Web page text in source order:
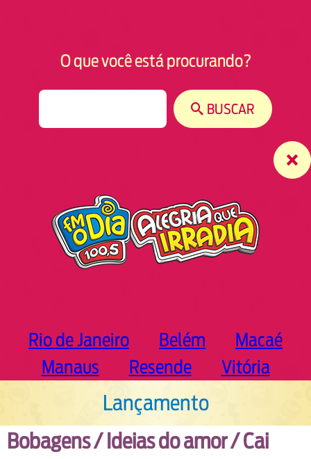
O que você está procurando?
BUSCAR
Rio de Janeiro Belém
Macaé
Manaus
Resende Vitória
Lançamento
Bobagens / Ideias do amor / Cai